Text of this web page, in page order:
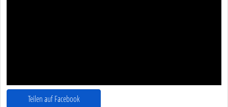
Teilen auf Facebook